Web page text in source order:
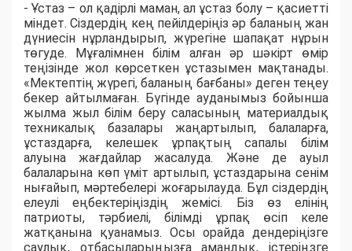
- Ұстаз – ол қадірлі маман, ал ұстаз болу – қасиетті
міндет. Сіздердің кең пейілдеріңіз әр баланың жан
дүниесін нұрландырып, жүрегіне шапақат нұрын
төгуде. Мұғалімнен білім алған әр шәкірт өмір
теңізінде жол көрсеткен ұстазымен мақтанады.
«Мектептің жүрегі, баланың бағбаны» деген теңеу
бекер айтылмаған. Бүгінде ауданымыз бойынша
жылма жыл білім беру саласының материалдық
техникалық базалары жаңартылып, балаларға,
ұстаздарға, келешек ұрпақтың сапалы білім
алуына жағдайлар жасалуда. Және де ауыл
балаларына көп үміт артылып, ұстаздарына сенім
нығайып, мәртебелері жоғарылауда. Бұл сіздердің
елеулі еңбектеріңіздің жемісі. Біз өз елінің
патриоты, тәрбиелі, білімді ұрпақ өсіп келе
жатқанына қуанамыз. Осы орайда дендеріңізге
саулық, отбасыларыңызға амандық, істеріңзге